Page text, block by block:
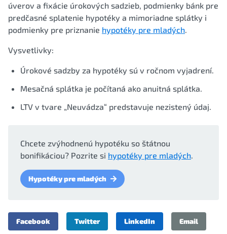
úverov a fixácie úrokových sadzieb, podmienky bánk pre
predčasné splatenie hypotéky a mimoriadne splátky i
podmienky pre priznanie hypotéky pre mladých.
Vysvetlivky:
Úrokové sadzby za hypotéky sú v ročnom vyjadrení.
Mesačná splátka je počítaná ako anuitná splátka.
LTV v tvare „Neuvádza“ predstavuje nezistený údaj.
Chcete zvýhodnenú hypotéku so štátnou
bonifikáciou? Pozrite si hypotéky pre mladých.
Hypotéky pre mladých
Facebook Twitter LinkedIn Email